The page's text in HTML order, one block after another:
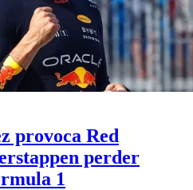
provoca Red
perder
1